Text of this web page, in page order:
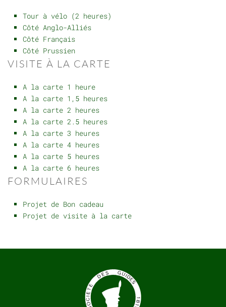
Tour à vélo (2 heures)
Côté Anglo-Alliés
Côté Français
Côté Prussien
VISITE À LA CARTE
A la carte 1 heure
A la carte 1,5 heures
A la carte 2 heures
A la carte 2.5 heures
A la carte 3 heures
A la carte 4 heures
A la carte 5 heures
A la carte 6 heures
FORMULAIRES
Projet de Bon cadeau
Projet de visite à la carte